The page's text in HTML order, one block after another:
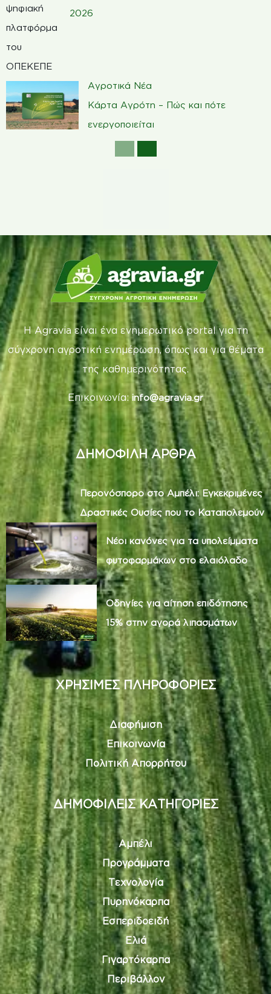
2026
Αγροτικά Νέα
Κάρτα Αγρότη – Πώς και πότε
ενεργοποιείται
Η Agravia είναι ένα ενημερωτικό portal για τη
σύγχρονη αγροτική ενημέρωση, όπως και για θέματα
της καθημερινότητας.
Επικοινωνία: info@agravia.gr
ΔΗΜΟΦΙΛΗ ΑΡΘΡΑ
Περονόσπορο στο Αμπέλι: Εγκεκριμένες
Δραστικές Ουσίες που το Καταπολεμούν
Νέοι κανόνες για τα υπολείμματα
φυτοφαρμάκων στο ελαιόλαδο
Οδηγίες για αίτηση επιδότησης
15% στην αγορά λιπασμάτων
ΧΡΗΣΙΜΕΣ ΠΛΗΡΟΦΟΡΙΕΣ
Διαφήμιση
Επικοινωνία
Πολιτική Απορρήτου
ΔΗΜΟΦΙΛΕΙΣ ΚΑΤΗΓΟΡΙΕΣ
Αμπέλι
Προγράμματα
Τεχνολογία
Πυρηνόκαρπα
Εσπεριδοειδή
Ελιά
Γιγαρτόκαρπα
Περιβάλλον